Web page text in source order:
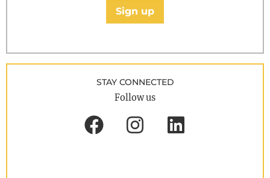
Sign up
STAY CONNECTED
Follow us